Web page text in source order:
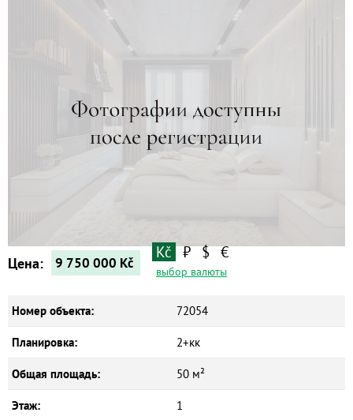
Цена: 9 750 000 Kč
Kč ₽ $ €
выбор валюты
Номер объекта: 72054
Планировка: 2+кк
Общая площадь: 50 м²
Этаж: 1